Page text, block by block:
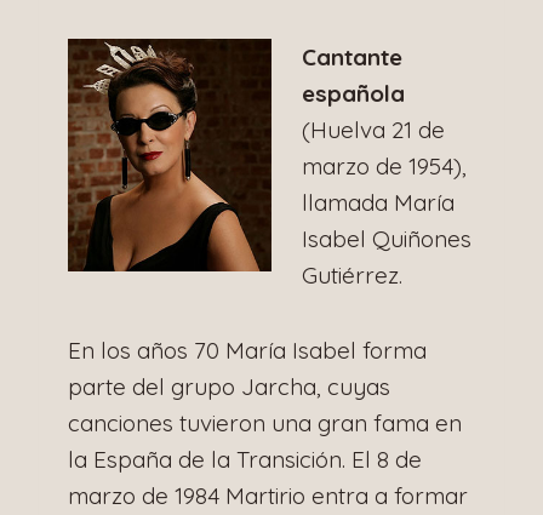
Cantante
española
(Huelva 21 de
marzo de 1954),
llamada María
Isabel Quiñones
Gutiérrez.
En los años 70 María Isabel forma
parte del grupo Jarcha, cuyas
canciones tuvieron una gran fama en
la España de la Transición. El 8 de
marzo de 1984 Martirio entra a formar